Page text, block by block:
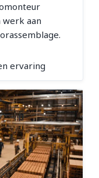
werk aan
ervaring